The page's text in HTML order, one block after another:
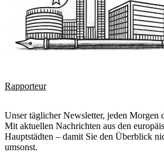
Rapporteur
Unser täglicher Newsletter, jeden Morgen
Mit aktuellen Nachrichten aus den
Hauptstädten – damit Sie den Überblick
umsonst.